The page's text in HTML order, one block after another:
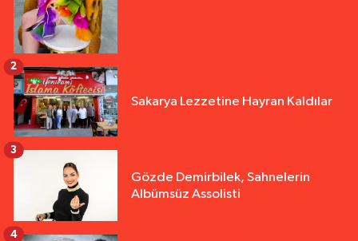
Sakarya Lezzetine Hayran Kaldılar
2
Gözde Demirbilek, Sahnelerin
Albümsüz Assolisti
3
4